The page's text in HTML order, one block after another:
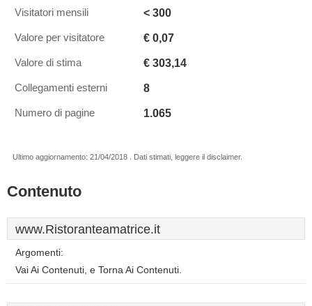
Visitatori mensili < 300
Valore per visitatore € 0,07
Valore di stima € 303,14
Collegamenti esterni 8
Numero di pagine 1.065
Ultimo aggiornamento: 21/04/2018 . Dati stimati, leggere il disclaimer.
Contenuto
www.Ristoranteamatrice.it
Argomenti:
Vai Ai Contenuti, e Torna Ai Contenuti.